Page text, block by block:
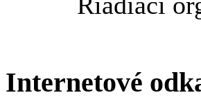
Internetové